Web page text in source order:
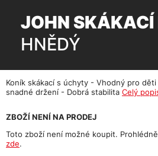
JOHN SKÁKACÍ
HNĚDÝ
Koník skákací s úchyty - Vhodný pro
snadné držení - Dobrá stabilita Celý
ZBOŽÍ NENÍ NA PRODEJ
Toto zboží není možné koupit.
zde.